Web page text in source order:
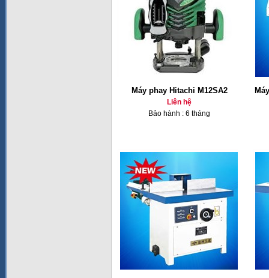
Máy phay Hitachi M12SA2
Liên hệ
Bảo hành : 6 tháng